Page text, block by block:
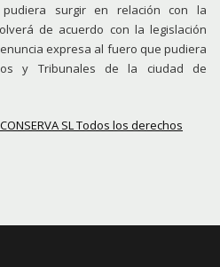
pudiera surgir en relación con la
de acuerdo con la legislación
expresa al fuero que pudiera
y Tribunales de la ciudad de
SL Todos los derechos